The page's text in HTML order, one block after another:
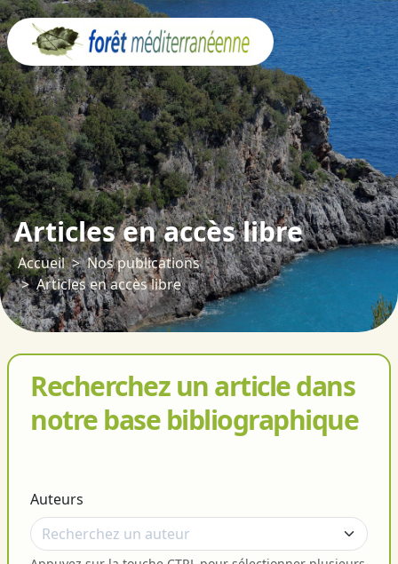
Articles en accès libre
Accueil
Nos publications
Articles en accès libre
Recherchez un article dans
notre base bibliographique
Auteurs
Panneau de gestion des cookies